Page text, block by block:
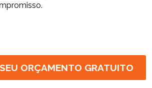
ORÇAMENTO GRATUITO